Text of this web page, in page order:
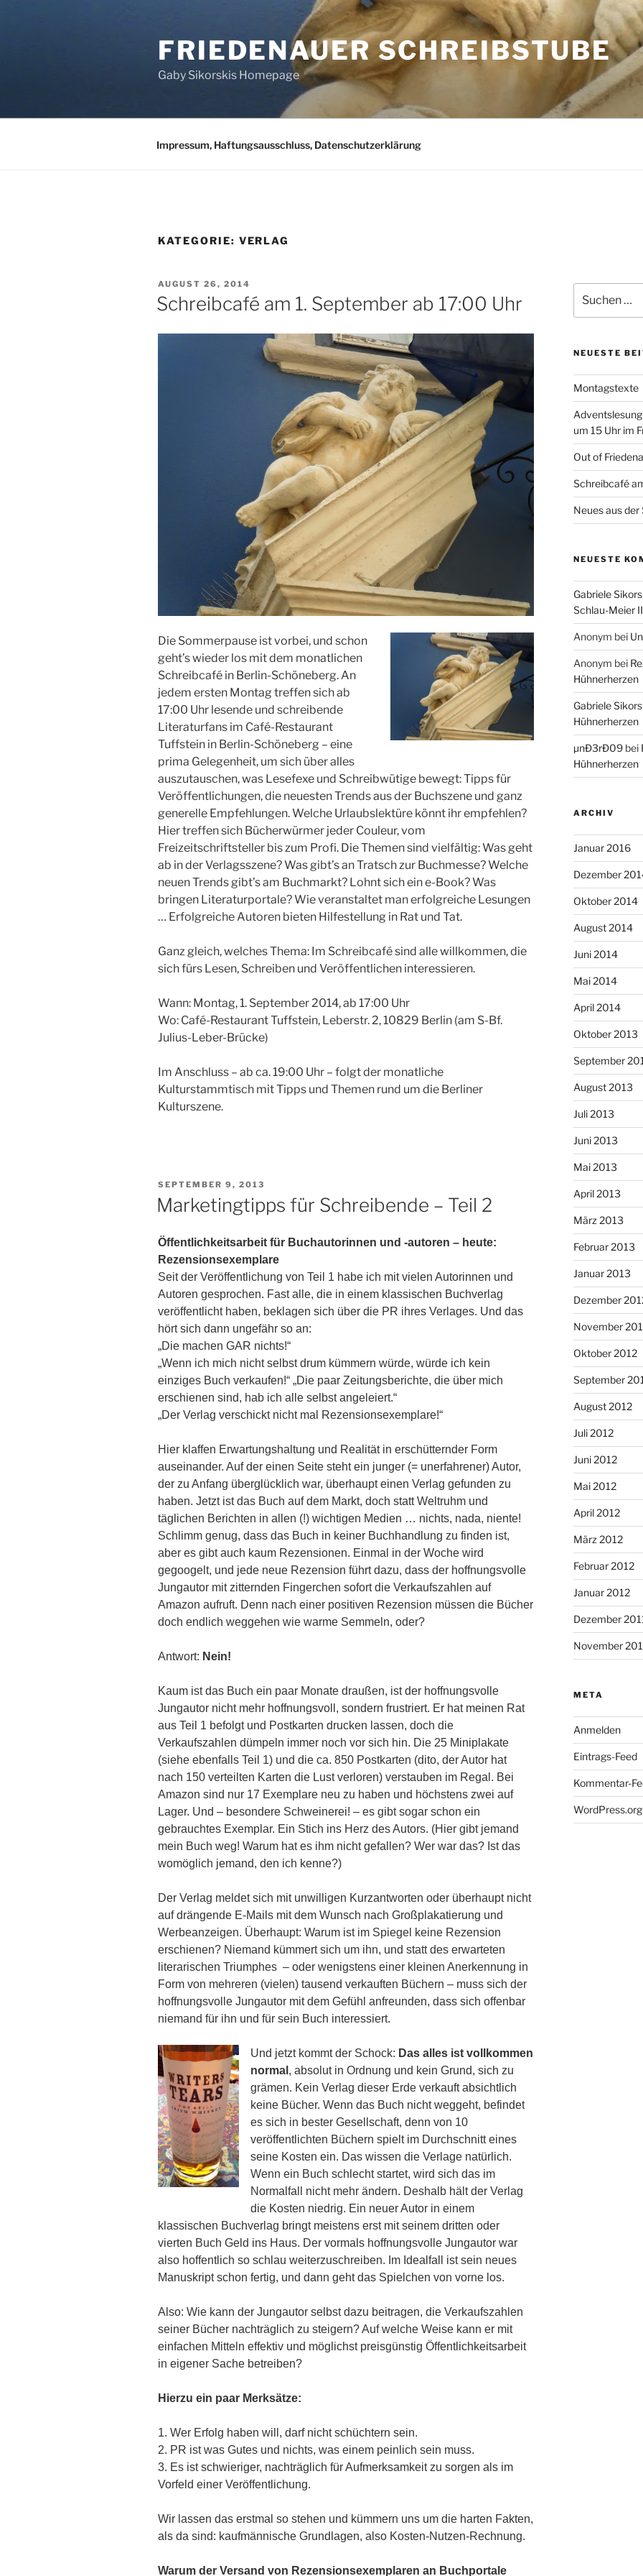
FRIEDENAUER SCHREIBSTUBE
Gaby Sikorskis Homepage
Impressum, Haftungsausschluss, Datenschutzerklärung
KATEGORIE: VERLAG
VERÖFFENTLICHT
AM
AUGUST 26, 2014
Schreibcafé am 1. September ab 17:00 Uhr
Die Sommerpause ist vorbei, und schon
geht’s wieder los mit dem monatlichen
Schreibcafé in Berlin-Schöneberg. An
jedem ersten Montag treffen sich ab
17:00 Uhr lesende und schreibende
Literaturfans im Café-Restaurant
Tuffstein in Berlin-Schöneberg – eine
prima Gelegenheit, um sich über alles
auszutauschen, was Lesefexe und Schreibwütige bewegt: Tipps für
Veröffentlichungen, die neuesten Trends aus der Buchszene und ganz
generelle Empfehlungen. Welche Urlaubslektüre könnt ihr empfehlen?
Hier treffen sich Bücherwürmer jeder Couleur, vom
Freizeitschriftsteller bis zum Profi. Die Themen sind vielfältig: Was geht
ab in der Verlagsszene? Was gibt’s an Tratsch zur Buchmesse? Welche
neuen Trends gibt’s am Buchmarkt? Lohnt sich ein e-Book? Was
bringen Literaturportale? Wie veranstaltet man erfolgreiche Lesungen
… Erfolgreiche Autoren bieten Hilfestellung in Rat und Tat.
Ganz gleich, welches Thema: Im Schreibcafé sind alle willkommen, die
sich fürs Lesen, Schreiben und Veröffentlichen interessieren.
Wann: Montag, 1. September 2014, ab 17:00 Uhr
Wo: Café-Restaurant Tuffstein, Leberstr. 2, 10829 Berlin (am S-Bf.
Julius-Leber-Brücke)
Im Anschluss – ab ca. 19:00 Uhr – folgt der monatliche
Kulturstammtisch mit Tipps und Themen rund um die Berliner
Kulturszene.
VERÖFFENTLICHT
AM
SEPTEMBER 9, 2013
Marketingtipps für Schreibende – Teil 2
Öffentlichkeitsarbeit für Buchautorinnen und -autoren – heute:
Rezensionsexemplare
Seit der Veröffentlichung von Teil 1 habe ich mit vielen Autorinnen und
Autoren gesprochen. Fast alle, die in einem klassischen Buchverlag
veröffentlicht haben, beklagen sich über die PR ihres Verlages. Und das
hört sich dann ungefähr so an:
„Die machen GAR nichts!“
„Wenn ich mich nicht selbst drum kümmern würde, würde ich kein
einziges Buch verkaufen!“ „Die paar Zeitungsberichte, die über mich
erschienen sind, hab ich alle selbst angeleiert.“
„Der Verlag verschickt nicht mal Rezensionsexemplare!“
Hier klaffen Erwartungshaltung und Realität in erschütternder Form
auseinander. Auf der einen Seite steht ein junger (= unerfahrener) Autor,
der zu Anfang überglücklich war, überhaupt einen Verlag gefunden zu
haben. Jetzt ist das Buch auf dem Markt, doch statt Weltruhm und
täglichen Berichten in allen (!) wichtigen Medien … nichts, nada, niente!
Schlimm genug, dass das Buch in keiner Buchhandlung zu finden ist,
aber es gibt auch kaum Rezensionen. Einmal in der Woche wird
gegoogelt, und jede neue Rezension führt dazu, dass der hoffnungsvolle
Jungautor mit zitternden Fingerchen sofort die Verkaufszahlen auf
Amazon aufruft. Denn nach einer positiven Rezension müssen die Bücher
doch endlich weggehen wie warme Semmeln, oder?
Antwort: Nein!
Kaum ist das Buch ein paar Monate draußen, ist der hoffnungsvolle
Jungautor nicht mehr hoffnungsvoll, sondern frustriert. Er hat meinen Rat
aus Teil 1 befolgt und Postkarten drucken lassen, doch die
Verkaufszahlen dümpeln immer noch vor sich hin. Die 25 Miniplakate
(siehe ebenfalls Teil 1) und die ca. 850 Postkarten (dito, der Autor hat
nach 150 verteilten Karten die Lust verloren) verstauben im Regal. Bei
Amazon sind nur 17 Exemplare neu zu haben und höchstens zwei auf
Lager. Und – besondere Schweinerei! – es gibt sogar schon ein
gebrauchtes Exemplar. Ein Stich ins Herz des Autors. (Hier gibt jemand
mein Buch weg! Warum hat es ihm nicht gefallen? Wer war das? Ist das
womöglich jemand, den ich kenne?)
Der Verlag meldet sich mit unwilligen Kurzantworten oder überhaupt nicht
auf drängende E-Mails mit dem Wunsch nach Großplakatierung und
Werbeanzeigen. Überhaupt: Warum ist im Spiegel keine Rezension
erschienen? Niemand kümmert sich um ihn, und statt des erwarteten
literarischen Triumphes – oder wenigstens einer kleinen Anerkennung in
Form von mehreren (vielen) tausend verkauften Büchern – muss sich der
hoffnungsvolle Jungautor mit dem Gefühl anfreunden, dass sich offenbar
niemand für ihn und für sein Buch interessiert.
Und jetzt kommt der Schock: Das alles ist vollkommen
normal , absolut in Ordnung und kein Grund, sich zu
grämen. Kein Verlag dieser Erde verkauft absichtlich
keine Bücher. Wenn das Buch nicht weggeht, befindet
es sich in bester Gesellschaft, denn von 10
veröffentlichten Büchern spielt im Durchschnitt eines
seine Kosten ein. Das wissen die Verlage natürlich.
Wenn ein Buch schlecht startet, wird sich das im
Normalfall nicht mehr ändern. Deshalb hält der Verlag
die Kosten niedrig. Ein neuer Autor in einem
klassischen Buchverlag bringt meistens erst mit seinem dritten oder
vierten Buch Geld ins Haus. Der vormals hoffnungsvolle Jungautor war
also hoffentlich so schlau weiterzuschreiben. Im Idealfall ist sein neues
Manuskript schon fertig, und dann geht das Spielchen von vorne los.
Also: Wie kann der Jungautor selbst dazu beitragen, die Verkaufszahlen
seiner Bücher nachträglich zu steigern? Auf welche Weise kann er mit
einfachen Mitteln effektiv und möglichst preisgünstig Öffentlichkeitsarbeit
in eigener Sache betreiben?
Hierzu ein paar Merksätze:
1. Wer Erfolg haben will, darf nicht schüchtern sein.
2. PR ist was Gutes und nichts, was einem peinlich sein muss.
3. Es ist schwieriger, nachträglich für Aufmerksamkeit zu sorgen als im
Vorfeld einer Veröffentlichung.
Wir lassen das erstmal so stehen und kümmern uns um die harten Fakten,
als da sind: kaufmännische Grundlagen, also Kosten-Nutzen-Rechnung.
Warum der Versand von Rezensionsexemplaren an Buchportale
nach:
NEUESTE
Montagstexte
um 15 Uhr im
Out of
Schreibcafé
Neues aus
NEUESTE
Gabriele
Schlau-Meier II
Anonym bei
Anonym bei
Hühnerherzen
Gabriele
Hühnerherzen
µnÐ3rÐ09bei
Hühnerherzen
ARCHIV
Januar 2016
Dezember
Oktober 2014
August 2014
Juni 2014
Mai 2014
April 2014
Oktober 2013
September
August 2013
Juli 2013
Juni 2013
Mai 2013
April 2013
März 2013
Februar 2013
Januar 2013
Dezember
November
Oktober 2012
September
August 2012
Juli 2012
Juni 2012
Mai 2012
April 2012
März 2012
Februar 2012
Januar 2012
Dezember
November
META
Anmelden
Eintrags-Feed
Kommentar-
WordPress.org